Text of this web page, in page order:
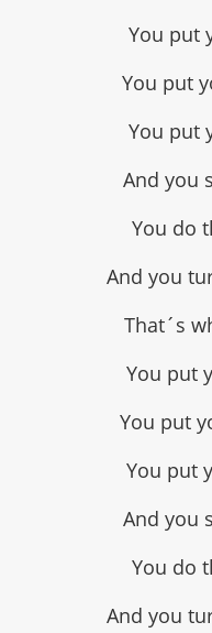
You put
You put
You put
And you
You do
And you
That´s
You put
You put
You put
And you
You do
And you